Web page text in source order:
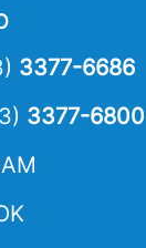
3377-6686
3377-6800